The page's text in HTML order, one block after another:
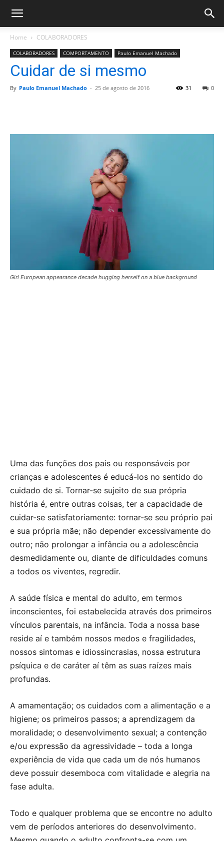
Home COLABORADORES
COLABORADORES COMPORTAMENTO Paulo Emanuel Machado
Cuidar de si mesmo
By Paulo Emanuel Machado - 25 de agosto de 2016 0
31
Girl European appearance decade hugging herself on a blue background
Uma das funções dos pais ou responsáveis por
crianças e adolescentes é educá-los no sentido do
cuidado de si. Tornar-se sujeito de sua própria
história é, entre outras coisas, ter a capacidade de
cuidar-se satisfatoriamente: tornar-se seu próprio pai
e sua própria mãe; não depender excessivamente do
outro; não prolongar a infância ou a adolescência
desmedidamente ou, diante de dificuldades comuns
a todos os viventes, regredir.
A saúde física e mental do adulto, em termos
inconscientes, foi estabelecida através dos primeiros
vínculos parentais, na infância. Toda a nossa base
reside aí e também nossos medos e fragilidades,
nossos sintomas e idiossincrasias, nossa estrutura
psíquica e de caráter aí têm as suas raízes mais
profundas.
A amamentação; os cuidados com a alimentação e a
higiene; os primeiros passos; a aprendizagem da
moralidade; o desenvolvimento sexual; a contenção
e/ou expressão da agressividade – toda a longa
experiência de vida que cada um de nós humanos
deve possuir desemboca com vitalidade e alegria na
fase adulta.
Todo e qualquer problema que se encontre no adulto
vem de períodos anteriores do desenvolvimento.